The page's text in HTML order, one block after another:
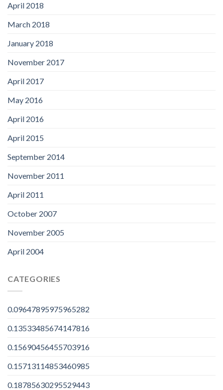
April 2018
March 2018
January 2018
November 2017
April 2017
May 2016
April 2016
April 2015
September 2014
November 2011
April 2011
October 2007
November 2005
April 2004
CATEGORIES
0.09647895975965282
0.13533485674147816
0.15690456455703916
0.15713114853460985
0.18785630295529443